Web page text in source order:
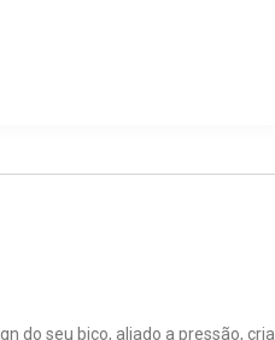
do seu bico, aliado a pressão, cria